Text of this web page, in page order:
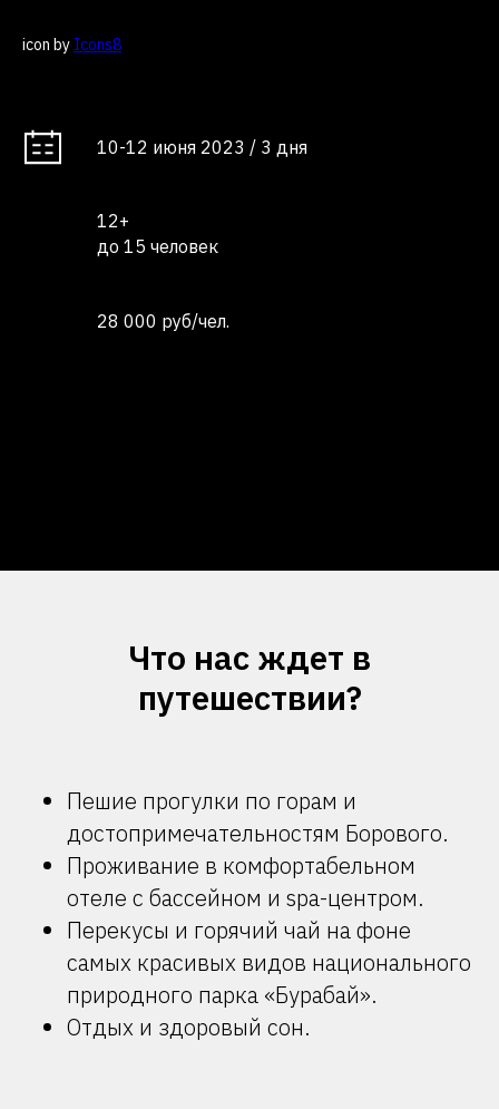
icon by Icons8
10-12 июня 2023 / 3 дня
12+
до 15 человек
28 000 руб/чел.
Что нас ждет в
путешествии?
Пешие прогулки по горам и
достопримечательностям Борового.
Проживание в комфортабельном
отеле с бассейном и spa-центром.
Перекусы и горячий чай на фоне
самых красивых видов национального
природного парка «Бурабай».
Отдых и здоровый сон.